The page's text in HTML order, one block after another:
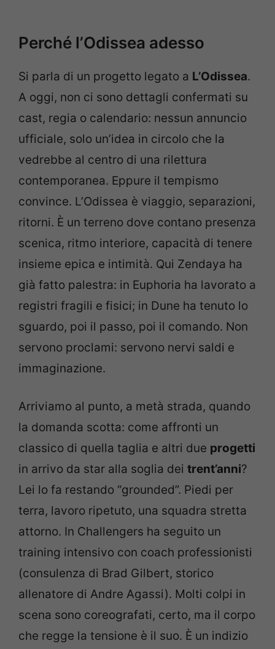
Perché l’Odissea adesso
Si parla di un progetto legato a L’Odissea.
A oggi, non ci sono dettagli confermati su
cast, regia o calendario: nessun annuncio
ufficiale, solo un’idea in circolo che la
vedrebbe al centro di una rilettura
contemporanea. Eppure il tempismo
convince. L’Odissea è viaggio, separazioni,
ritorni. È un terreno dove contano presenza
scenica, ritmo interiore, capacità di tenere
insieme epica e intimità. Qui Zendaya ha
già fatto palestra: in Euphoria ha lavorato a
registri fragili e fisici; in Dune ha tenuto lo
sguardo, poi il passo, poi il comando. Non
servono proclami: servono nervi saldi e
immaginazione.
Arriviamo al punto, a metà strada, quando
la domanda scotta: come affronti un
classico di quella taglia e altri due progetti
in arrivo da star alla soglia dei trent’anni?
Lei lo fa restando “grounded”. Piedi per
terra, lavoro ripetuto, una squadra stretta
attorno. In Challengers ha seguito un
training intensivo con coach professionisti
(consulenza di Brad Gilbert, storico
allenatore di Andre Agassi). Molti colpi in
scena sono coreografati, certo, ma il corpo
che regge la tensione è il suo. È un indizio